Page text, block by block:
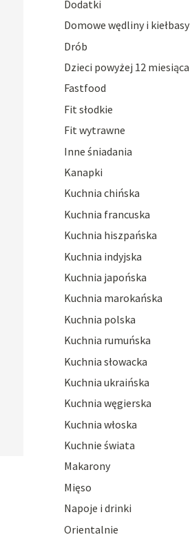
Dodatki
Domowe wędliny i kiełbasy
Drób
Dzieci powyżej 12 miesiąca
Fastfood
Fit słodkie
Fit wytrawne
Inne śniadania
Kanapki
Kuchnia chińska
Kuchnia francuska
Kuchnia hiszpańska
Kuchnia indyjska
Kuchnia japońska
Kuchnia marokańska
Kuchnia polska
Kuchnia rumuńska
Kuchnia słowacka
Kuchnia ukraińska
Kuchnia węgierska
Kuchnia włoska
Kuchnie świata
Makarony
Mięso
Napoje i drinki
Orientalnie